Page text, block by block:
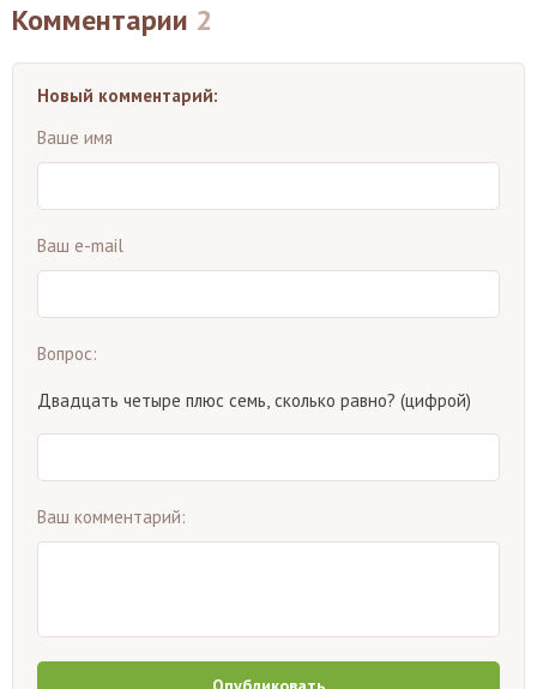
Комментарии 2
Новый комментарий:
Ваше имя
Ваш e-mail
Вопрос:
Двадцать четыре плюс семь, сколько равно? (цифрой)
Ваш комментарий: